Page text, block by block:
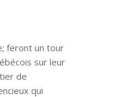
feront un tour
sur leur
de
qui